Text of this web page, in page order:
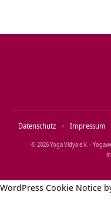
© 2026 Yoga Vidya e.V. ·
Datenschutz Impressum
WordPress Cookie Notice